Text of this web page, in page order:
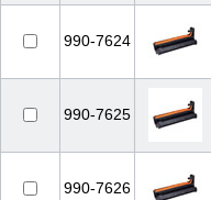
990-7624
990-7625
990-7626